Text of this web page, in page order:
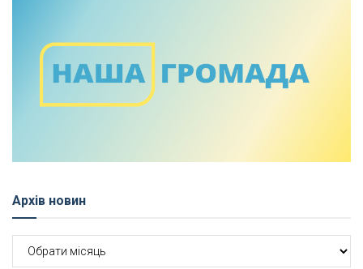
Архів новин
Архів
новин